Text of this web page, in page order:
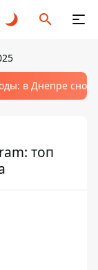
в Днепре
топ